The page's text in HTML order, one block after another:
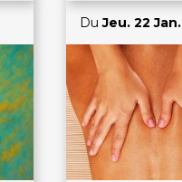
DuJeu. 22 Jan.